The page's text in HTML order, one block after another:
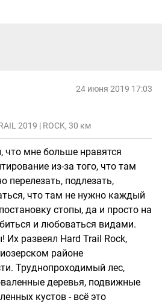
24 июня 2019 17:03
2019 | ROCK, 30 км
что мне больше нравятся
из-за того, что там
перелезать, подлезать,
что там не нужно каждый
стопы, да и просто на
и любоваться видами.
Их развеял Hard Trail Rock,
районе
Труднопроходимый лес,
деревья, подвижные
кустов - всё это